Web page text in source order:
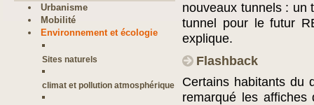
Urbanisme
Mobilité
Environnement et écologie
Sites naturels
climat et pollution atmosphérique
nouveaux tunnels : un
tunnel pour le futur
explique.
Flashback
Certains habitants du
remarqué les